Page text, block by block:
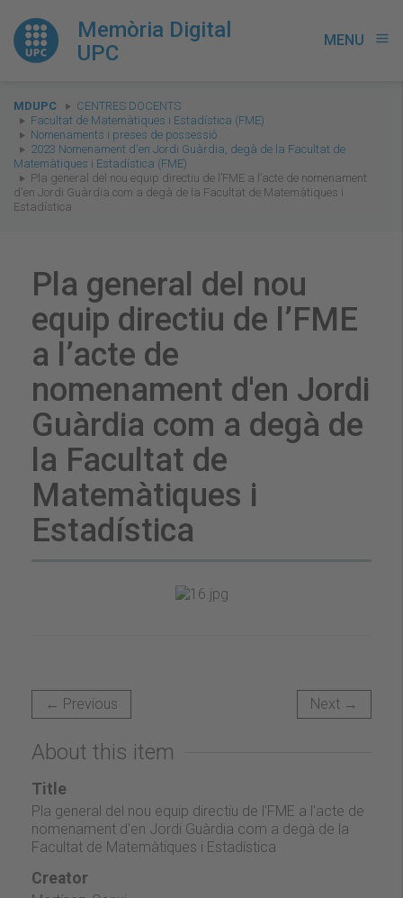
Memòria Digital
UPC
MENU menu
You
are
here:
MDUPC
CENTRES DOCENTS
Facultat de Matemàtiques i Estadística (FME)
Nomenaments i preses de possessió
2023 Nomenament d'en Jordi Guàrdia, degà de la Facultat de
Matemàtiques i Estadística (FME)
Pla general del nou equip directiu de l’FME a l’acte de nomenament
d'en Jordi Guàrdia com a degà de la Facultat de Matemàtiques i
Estadística
Pla general del nou
equip directiu de l’FME
a l’acte de
nomenament d'en Jordi
Guàrdia com a degà de
la Facultat de
Matemàtiques i
Estadística
← Previous Next →
About this item
Title
Pla general del nou equip directiu de l’FME a l’acte de
nomenament d'en Jordi Guàrdia com a degà de la
Facultat de Matemàtiques i Estadística
Creator